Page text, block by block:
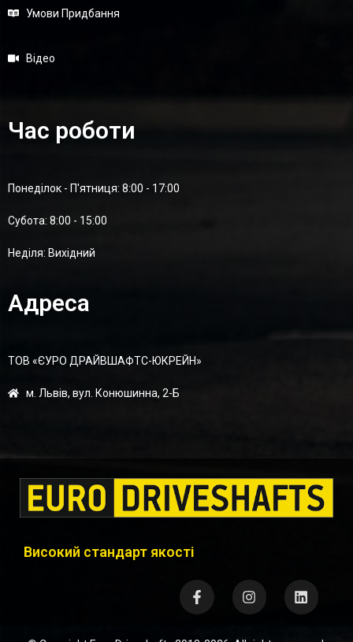
Умови Придбання
Відео
Час роботи
Понеділок - П'ятниця: 8:00 - 17:00
Суботa: 8:00 - 15:00
Неділя: Вихідний
Адреса
ТОВ «ЄУРО ДРАЙВШАФТC-ЮКРЕЙН»
м. Львів, вул. Конюшинна, 2-Б
Високий стандарт якості